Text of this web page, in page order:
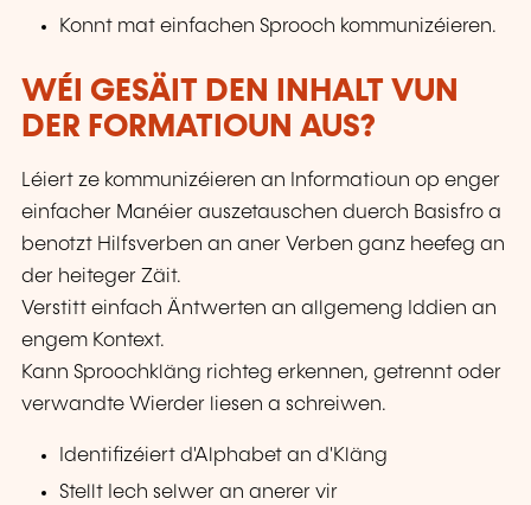
Konnt mat einfachen Sprooch kommunizéieren.
WÉI GESÄIT DEN INHALT VUN
DER FORMATIOUN AUS?
Léiert ze kommunizéieren an Informatioun op enger
einfacher Manéier auszetauschen duerch Basisfro a
benotzt Hilfsverben an aner Verben ganz heefeg an
der heiteger Zäit.
Verstitt einfach Äntwerten an allgemeng Iddien an
engem Kontext.
Kann Sproochkläng richteg erkennen, getrennt oder
verwandte Wierder liesen a schreiwen.
Identifizéiert d'Alphabet an d'Kläng
Stellt Iech selwer an anerer vir